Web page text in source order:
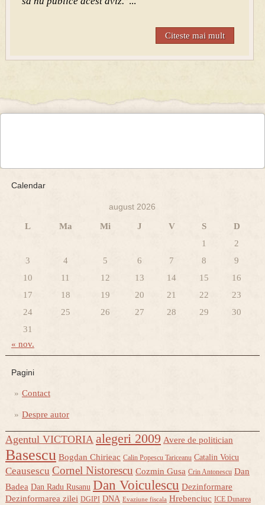
Citeste mai mult
Calendar
august 2026
L Ma Mi J V S
D
1
2
3
4 5 6 7 8
9
10
11 12 13 14 15
16
17
18 19 20 21 22
23
24
25 26 27 28 29
30
31
« nov.
Pagini
Contact
Despre autor
Agentul VICTORIA alegeri 2009 Avere de politician
Basescu Bogdan Chirieac Calin Popescu Tariceanu Catalin Voicu
Ceausescu Cornel Nistorescu Cozmin Gusa Crin Antonescu Dan
Badea Dan Radu Rusanu Dan Voiculescu Dezinformare
Dezinformarea zilei DGIPI DNA Evaziune fiscala Hrebenciuc ICE Dunarea